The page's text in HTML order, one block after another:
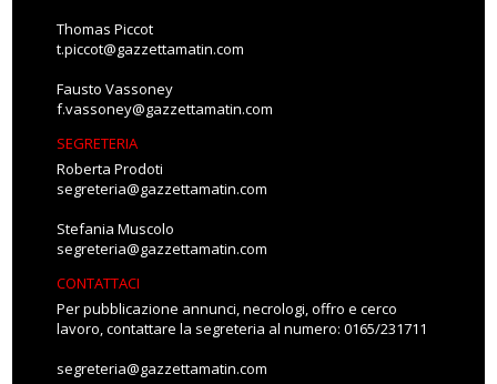
Thomas Piccot
t.piccot@gazzettamatin.com
Fausto Vassoney
f.vassoney@gazzettamatin.com
SEGRETERIA
Roberta Prodoti
segreteria@gazzettamatin.com
Stefania Muscolo
segreteria@gazzettamatin.com
CONTATTACI
Per pubblicazione annunci, necrologi, offro e cerco
lavoro, contattare la segreteria al numero: 0165/231711
segreteria@gazzettamatin.com